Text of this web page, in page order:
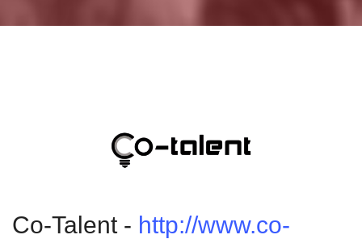
Co-Talent - http://www.co-